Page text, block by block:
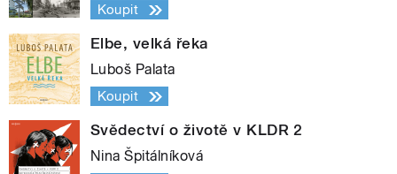
Koupit
Elbe, velká řeka
Luboš Palata
Koupit
Svědectví o životě v KLDR 2
Nina Špitálníková